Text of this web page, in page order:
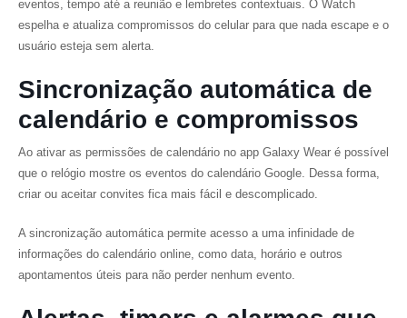
eventos, tempo até a reunião e lembretes contextuais. O Watch
espelha e atualiza compromissos do celular para que nada escape e o
usuário esteja sem alerta.
Sincronização automática de
calendário e compromissos
Ao ativar as permissões de calendário no app Galaxy Wear é possível
que o relógio mostre os eventos do calendário Google. Dessa forma,
criar ou aceitar convites fica mais fácil e descomplicado.
A sincronização automática permite acesso a uma infinidade de
informações do calendário online, como data, horário e outros
apontamentos úteis para não perder nenhum evento.